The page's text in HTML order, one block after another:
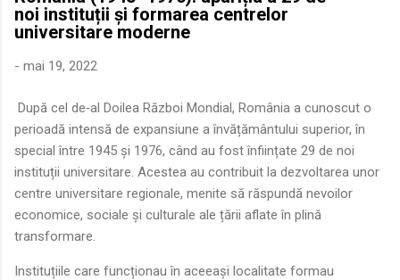
precizie profunzimea și ritmul procesului de rom...
noi instituții și formarea centrelor
universitare moderne
- mai 19, 2022
După cel de‑al Doilea Război Mondial, România a cunoscut o
perioadă intensă de expansiune a învățământului superior, în
special între 1945 și 1976, când au fost înființate 29 de noi
instituții universitare. Acestea au contribuit la dezvoltarea unor
centre universitare regionale, menite să răspundă nevoilor
economice, sociale și culturale ale țării aflate în plină
transformare.
Instituțiile care funcționau în aceeași localitate formau